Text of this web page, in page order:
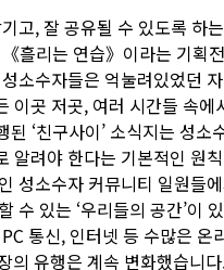
고, 잘 공유될 수 있도록 하
흘리는 연습》이라는 기획
소수자들은 억눌려있었던
이곳 저곳, 여러 시간들 속에
‘친구사이’ 소식지는 성소
알려야 한다는 기본적인 원
성소수자 커뮤니티 일원들
수 있는 ‘우리들의 공간’이
통신, 인터넷 등 수많은 온
의 유행은 계속 변화했습니